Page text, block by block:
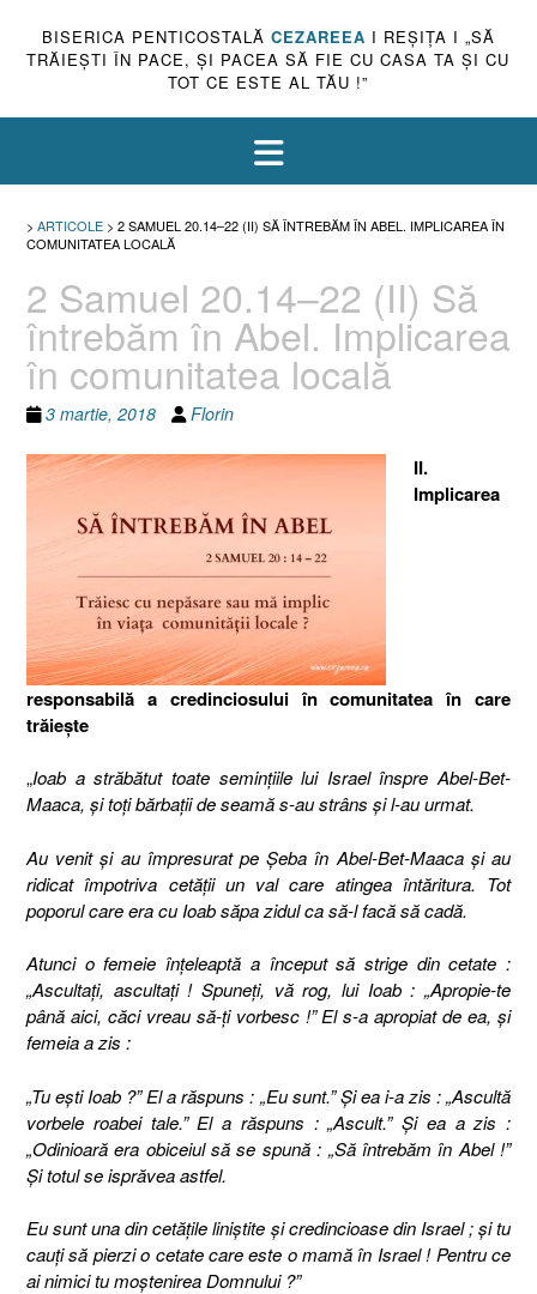
BISERICA PENTICOSTALĂ CEZAREEA I REŞIŢA I „SĂ
TRĂIEŞTI ÎN PACE, ŞI PACEA SĂ FIE CU CASA TA ŞI CU
TOT CE ESTE AL TĂU !”
> ARTICOLE > 2 SAMUEL 20.14–22 (II) SĂ ÎNTREBĂM ÎN ABEL. IMPLICAREA ÎN
COMUNITATEA LOCALĂ
2 Samuel 20.14–22 (II) Să
întrebăm în Abel. Implicarea
în comunitatea locală
3 martie, 2018 Florin
II.
Implicarea
responsabilă a credinciosului în comunitatea în care
trăieşte
„Ioab a străbătut toate seminţiile lui Israel înspre Abel-Bet-
Maaca, şi toţi bărbaţii de seamă s-au strâns şi l-au urmat.
Au venit şi au împresurat pe Şeba în Abel-Bet-Maaca şi au
ridicat împotriva cetăţii un val care atingea întăritura. Tot
poporul care era cu Ioab săpa zidul ca să-l facă să cadă.
Atunci o femeie înţeleaptă a început să strige din cetate :
„Ascultaţi, ascultaţi ! Spuneţi, vă rog, lui Ioab : „Apropie-te
până aici, căci vreau să-ţi vorbesc !” El s-a apropiat de ea, şi
femeia a zis :
„Tu eşti Ioab ?” El a răspuns : „Eu sunt.” Şi ea i-a zis : „Ascultă
vorbele roabei tale.” El a răspuns : „Ascult.” Şi ea a zis :
„Odinioară era obiceiul să se spună : „Să întrebăm în Abel !”
Şi totul se isprăvea astfel.
Eu sunt una din cetăţile liniştite şi credincioase din Israel ; şi tu
cauţi să pierzi o cetate care este o mamă în Israel ! Pentru ce
ai nimici tu moştenirea Domnului ?”